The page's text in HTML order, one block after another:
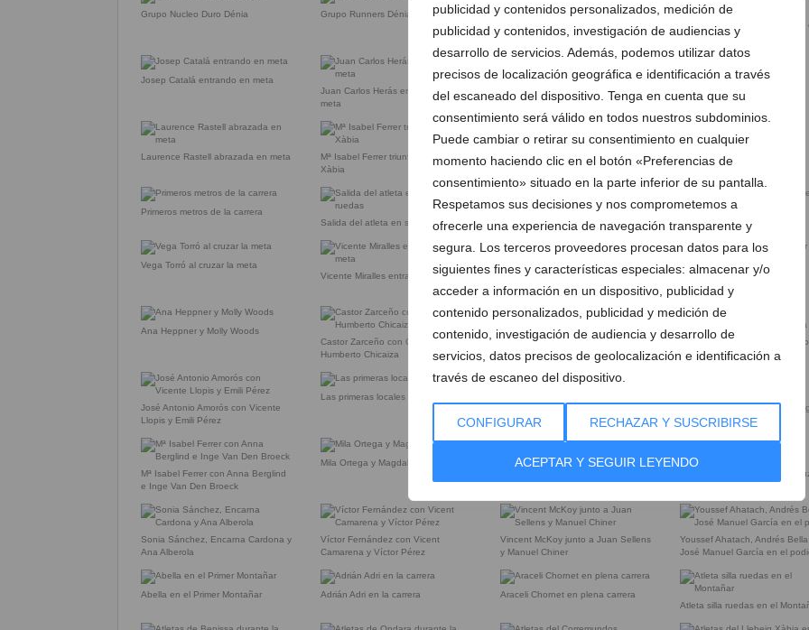
publicidad y contenidos personalizados, medición de
publicidad y contenidos, investigación de audiencias y
desarrollo de servicios. Además, podemos utilizar datos
precisos de localización geográfica e identificación a través
del escaneado del dispositivo. Tenga en cuenta que su
consentimiento será válido en todos nuestros subdominios.
Puede cambiar o retirar su consentimiento en cualquier
momento haciendo clic en el botón «Preferencias de
consentimiento» situado en la parte inferior de su pantalla.
Respetamos sus decisiones y nos comprometemos a
ofrecerle una experiencia de navegación transparente y
segura. Los terceros proveedores procesan datos para los
siguientes fines y características especiales: almacenar y/o
acceder a información en un dispositivo, publicidad y
contenido personalizados, publicidad y medición de
contenido, investigación de audiencia y desarrollo de
servicios, datos precisos de geolocalización e identificación a
través de escaneo del dispositivo.
CONFIGURAR RECHAZAR Y SUSCRIBIRSE
ACEPTAR Y SEGUIR LEYENDO
Grupo Nucleo Duro Dénia
Grupo Runners Dénia
José Manuel García junto a Andrés
Bella
José Miguel Navarro entrando
meta
Josep Catalá entrando en meta
Juan Carlos Herás entrando en
meta
Kiket Rosello junto a Víctor
Fernández en meta
La reina del Circuit a Peu
Laurence Rastell abrazada en meta
Mª Isabel Ferrer triunfadora en
Xàbia
Nizar Lakalih Padre con niño en meta
Primeros metros de la carrera
Salida del atleta en silla de ruedas
Salida Volta a Peu a Xàbia Silvia Salvá durante la carrera
Vega Torró al cruzar la meta
Vicente Miralles entrando en meta
Youssef Ahatach atleta del CA
Llebeig Xàbia
Youssef Ahatach triunfador en
Xàbia
Ana Heppner y Molly Woods
Castor Zarceño con Carlos Pla y
Humberto Chicaiza
Cristina Roselló con Ángela Sellens
Gina Ann Vaughan, Jane
Gemma Miñana
José Antonio Amorós con Vicente
Llopis y Emili Pérez
Las primeras locales clasificadas
Louise Ambler con Teresa
Mª Isabel Ferrer con Anna Berglind
e Inge Van Den Broeck
Mila Ortega y Magdalena Fuster
Salva Signes con Santago
Sonia Sánchez, Encarna Cardona y
Ana Alberola
Víctor Fernández con Vicent
Camarena y Víctor Pérez
Vincent McKoy junto a Juan Sellens
y Manuel Chiner
Youssef Ahatach, Andrés
José Manuel García en el
Abella en el Primer Montañar Adrián Adri en la carrera
Araceli Chornet en plena carrera
Atleta silla ruedas en el